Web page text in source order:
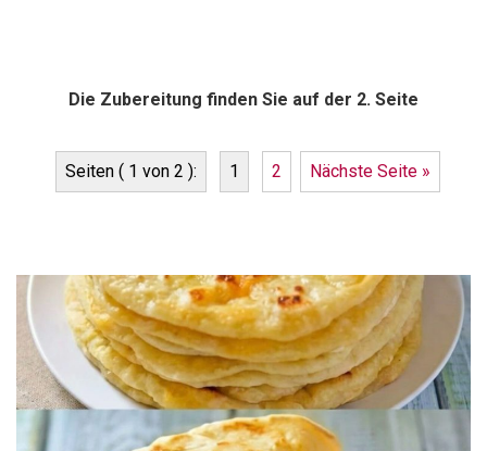
Die Zubereitung finden Sie auf der 2. Seite
Seiten ( 1 von 2 ): 1 2 Nächste Seite »